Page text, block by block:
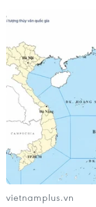
vietnamplus.vn